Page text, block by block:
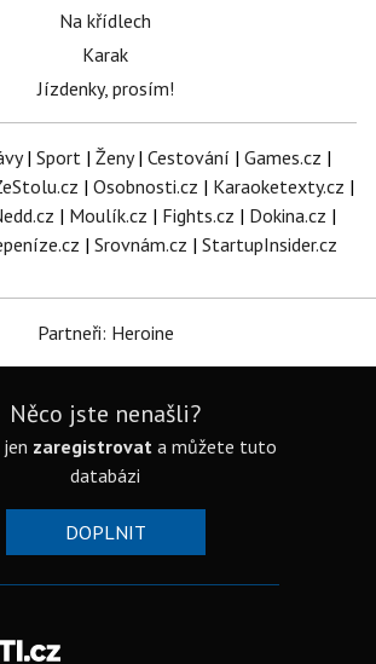
Na křídlech
Karak
Jízdenky, prosím!
| Sport | Ženy| Cestování | Games.cz |
| Osobnosti.cz | Karaoketexty.cz |
| Moulík.cz | Fights.cz | Dokina.cz |
| Srovnám.cz | StartupInsider.cz
Partneři: Heroine
Něco jste nenašli?
zaregistrovat a můžete tuto
databázi
DOPLNIT